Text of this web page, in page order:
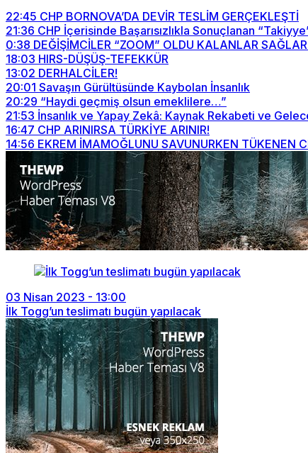
22:45 CHP BORNOVA’DA DEVİR TESLİM GERÇEKLEŞTİ
21:36 CHP İçerisinde Başarısızlıkla Sonuçlanan
0:38 DEĞİŞİMCİLER “ZOOM” OLDU KALANLAR
18:03 HIRS-DÜŞÜŞ-TEFEKKÜR
13:02 DERHALCİLER!
20:01 Savaşın Gürültüsünde Kaybolan İnsanlık
20:29 “Haydi geçmiş olsun emeklilere…”
21:53 İnsanlık ve Yapay Zekâ: Kaynak Rekabeti ve
16:47 CHP ARINIRSA TÜRKİYE ARINIR!
14:56 EKREM İMAMOĞLUNU SAVUNURKEN TÜKENEN
03 Nisan 2023 - 13:00
İlk Togg’un teslimatı bugün yapılacak